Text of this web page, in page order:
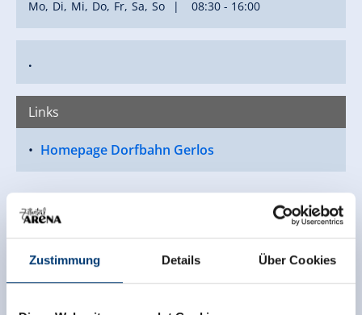
Zustimmung Details Über Cookies
Mo Di Mi Do Fr Sa So 08:30 - 16:00
.
Links
Homepage Dorfbahn Gerlos